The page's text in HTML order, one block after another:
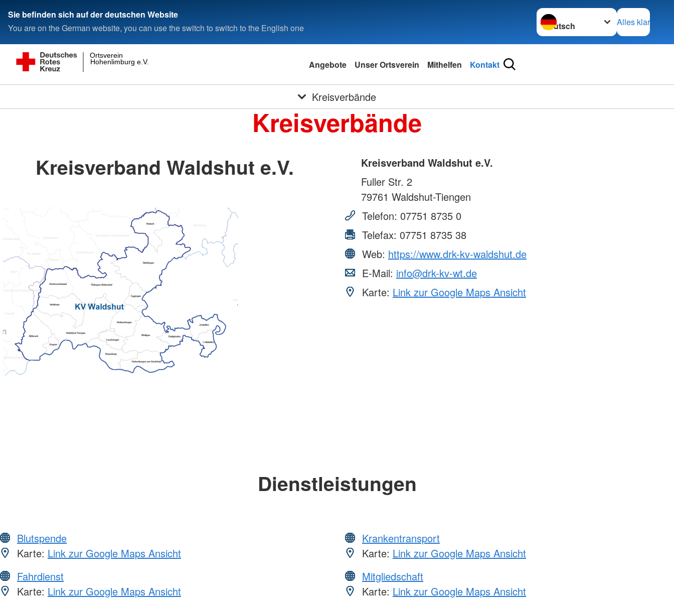
Sie befinden sich auf der deutschen Website
You are on the German website, you can use the switch to switch to the English one
Sprache wechseln zu
Alles klar
Hohenlimburg e.V.
Ortsverein
Angebote Unser Ortsverein Mithelfen Kontakt
Kreisverbände
Kreisverbände
Kreisverband Waldshut e.V.
Kreisverband Waldshut e.V.
Fuller Str. 2
79761 Waldshut-Tiengen
Telefon: 07751 8735 0
Telefax: 07751 8735 38
Web: https://www.drk-kv-waldshut.de
E-Mail: info@drk-kv-wt.de
Karte: Link zur Google Maps Ansicht
Dienstleistungen
Blutspende
Karte: Link zur Google Maps Ansicht
Fahrdienst
Karte: Link zur Google Maps Ansicht
Krankentransport
Karte: Link zur Google Maps Ansicht
Mitgliedschaft
Karte: Link zur Google Maps Ansicht